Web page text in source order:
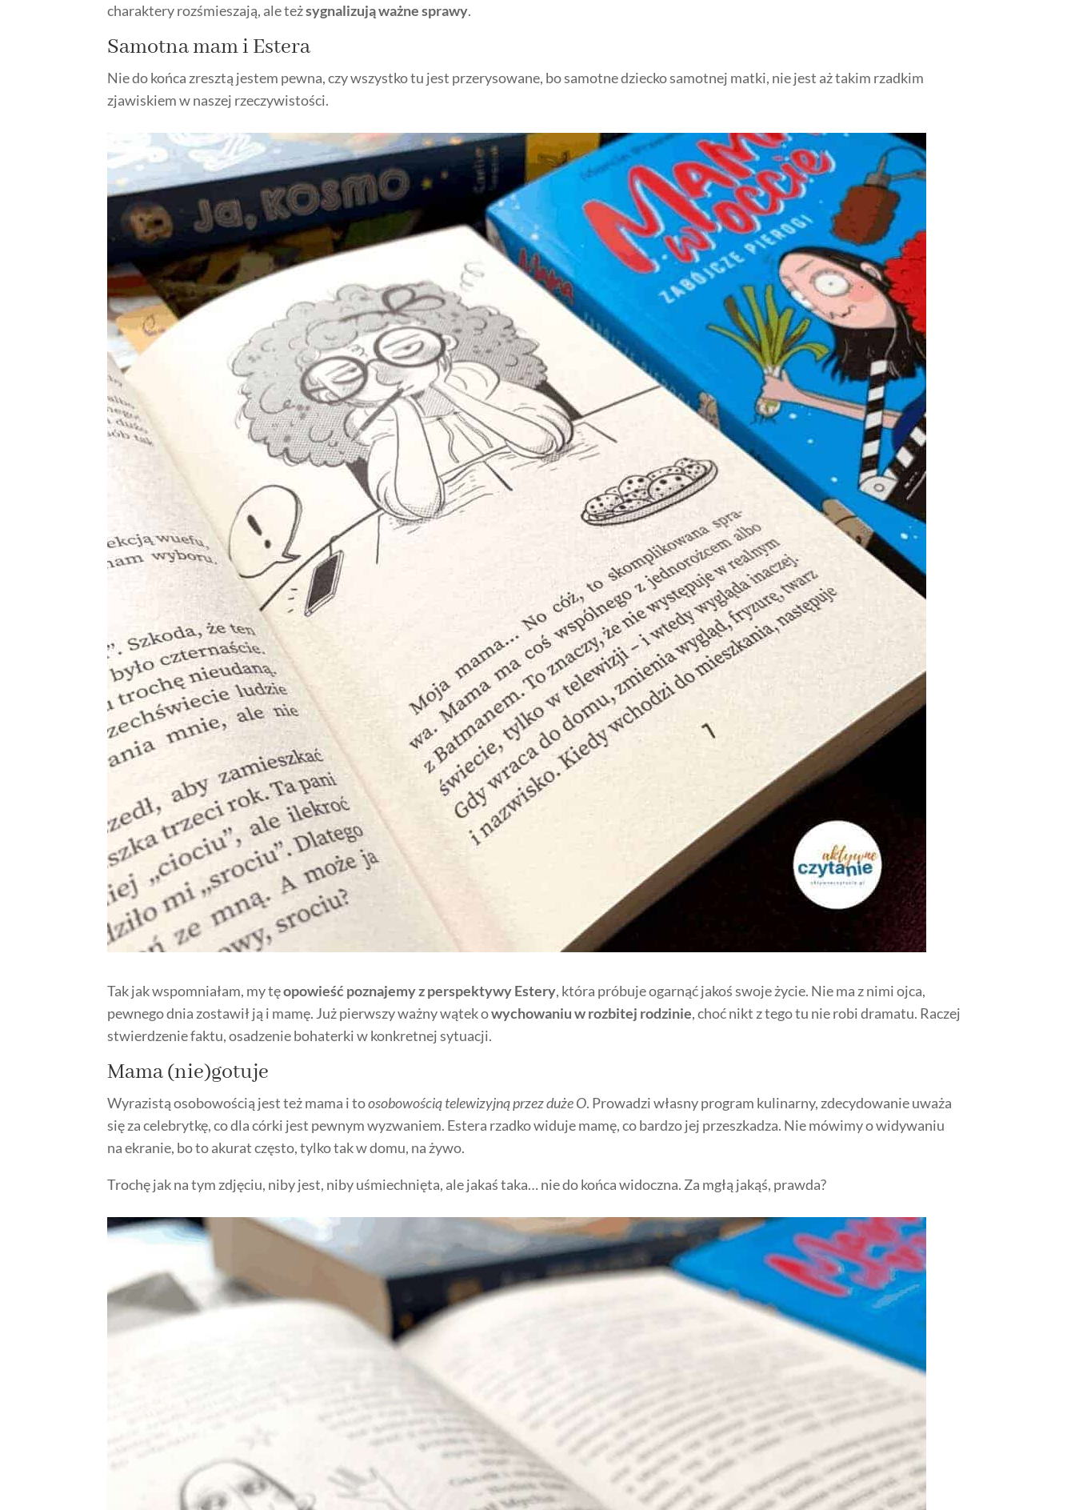
charaktery rozśmieszają, ale teżsygnalizują ważne sprawy.
Samotna mam i Estera
Nie do końca zresztą jestem pewna, czy wszystko tu jest przerysowane, bo samotne dziecko samotnej matki, nie jest aż takim rzadkim
zjawiskiem w naszej rzeczywistości.
Tak jak wspomniałam, my tęopowieść poznajemy z perspektywy Estery, która próbuje ogarnąć jakoś swoje życie. Nie ma z nimi ojca,
pewnego dnia zostawił ją i mamę. Już pierwszy ważny wątek owychowaniu w rozbitej rodzinie, choć nikt z tego tu nie robi dramatu. Raczej
stwierdzenie faktu, osadzenie bohaterki w konkretnej sytuacji.
Mama (nie)gotuje
Wyrazistą osobowością jest też mama i toosobowością telewizyjną przez duże O. Prowadzi własny program kulinarny, zdecydowanie uważa
się za celebrytkę, co dla córki jest pewnym wyzwaniem. Estera rzadko widuje mamę, co bardzo jej przeszkadza. Nie mówimy o widywaniu
na ekranie, bo to akurat często, tylko tak w domu, na żywo.
Trochę jak na tym zdjęciu, niby jest, niby uśmiechnięta, ale jakaś taka… nie do końca widoczna. Za mgłą jakąś, prawda?